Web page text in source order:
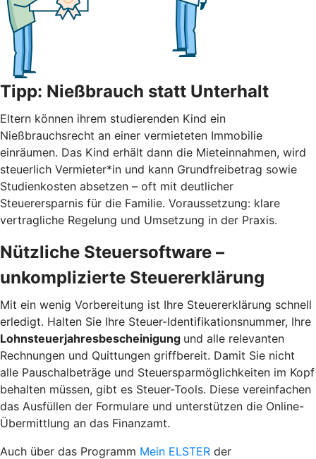
Tipp: Nießbrauch statt Unterhalt
Eltern können ihrem studierenden Kind ein
Nießbrauchsrecht an einer vermieteten Immobilie
einräumen. Das Kind erhält dann die Mieteinnahmen, wird
steuerlich Vermieter*in und kann Grundfreibetrag sowie
Studienkosten absetzen – oft mit deutlicher
Steuerersparnis für die Familie. Voraussetzung: klare
vertragliche Regelung und Umsetzung in der Praxis.
Nützliche Steuersoftware –
unkomplizierte Steuererklärung
Mit ein wenig Vorbereitung ist Ihre Steuererklärung schnell
erledigt. Halten Sie Ihre Steuer-Identifikationsnummer, Ihre
Lohnsteuerjahresbescheinigung und alle relevanten
Rechnungen und Quittungen griffbereit. Damit Sie nicht
alle Pauschalbeträge und Steuersparmöglichkeiten im Kopf
behalten müssen, gibt es Steuer-Tools. Diese vereinfachen
das Ausfüllen der Formulare und unterstützen die Online-
Übermittlung an das Finanzamt.
Auch über das Programm Mein ELSTER der